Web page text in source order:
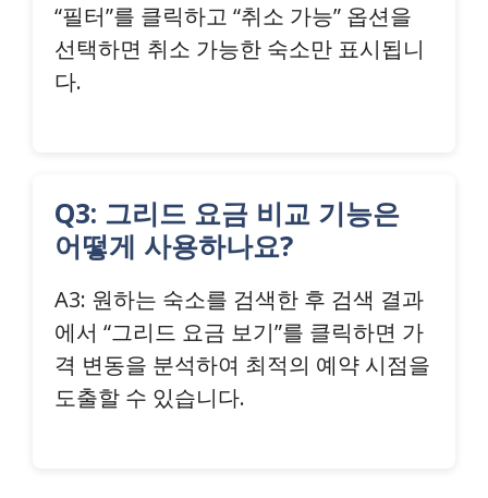
“필터”를 클릭하고 “취소 가능” 옵션을
선택하면 취소 가능한 숙소만 표시됩니
다.
Q3: 그리드 요금 비교 기능은
어떻게 사용하나요?
A3: 원하는 숙소를 검색한 후 검색 결과
에서 “그리드 요금 보기”를 클릭하면 가
격 변동을 분석하여 최적의 예약 시점을
도출할 수 있습니다.